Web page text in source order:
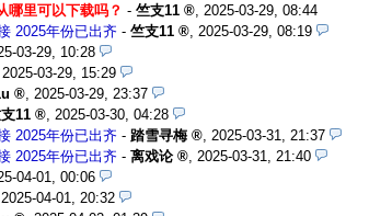
哪里可以下载吗？ - 竺支11
2025-03-29, 08:44
2025年份已出齐 - 竺支11
2025-03-29, 08:19
03-29, 10:28
2025-03-29, 15:29
2025-03-29, 23:37
11
2025-03-30, 04:28
2025年份已出齐 - 踏雪寻梅
2025-03-31, 21:37
2025年份已出齐 - 离戏论
2025-03-31, 21:40
04-01, 00:06
2025-04-01, 20:32